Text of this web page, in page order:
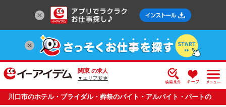
関東 の求人
▼エリア変更
川口市のホテル・ブライダル・葬祭のバイト・アルバイト・パートの